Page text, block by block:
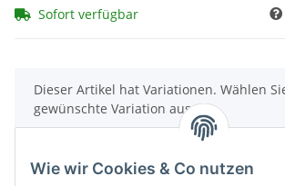
Sofort verfügbar
x
Dieser Artikel hat Variationen. Wählen
gewünschte Variation aus.
Wie wir Cookies & Co nutzen